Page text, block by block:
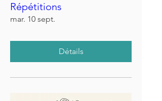
Répétitions
mar. 10 sept.
Détails